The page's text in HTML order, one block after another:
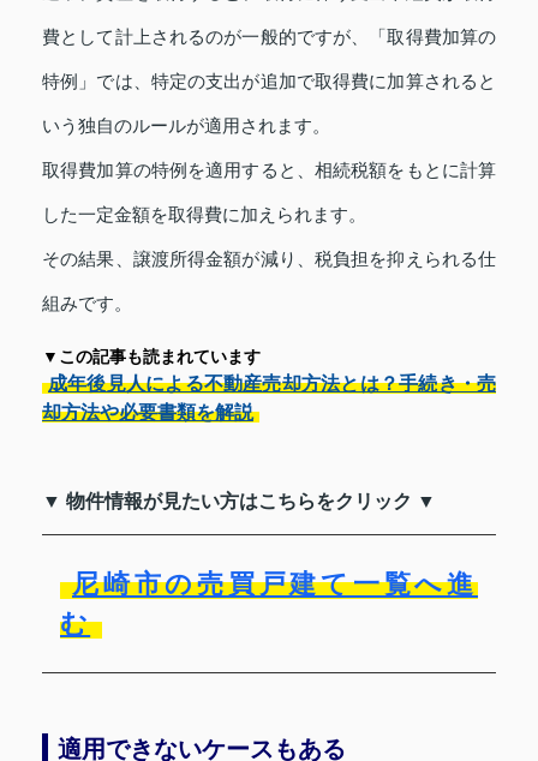
費として計上されるのが一般的ですが、「取得費加算の
特例」では、特定の支出が追加で取得費に加算されると
いう独自のルールが適用されます。
取得費加算の特例を適用すると、相続税額をもとに計算
した一定金額を取得費に加えられます。
その結果、譲渡所得金額が減り、税負担を抑えられる仕
組みです。
▼この記事も読まれています
成年後見人による不動産売却方法とは？手続き・売
却方法や必要書類を解説
▼ 物件情報が見たい方はこちらをクリック ▼
尼崎市の売買戸建て一覧へ進
む
適用できないケースもある